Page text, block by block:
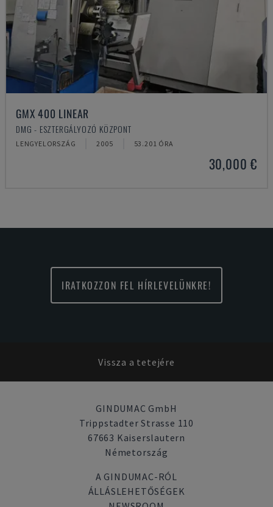
GMX 400 LINEAR
DMG - ESZTERGÁLYOZÓ KÖZPONT
LENGYELORSZÁG 2005 53.201 ÓRA
30,000 €
IRATKOZZON FEL HÍRLEVELÜNKRE!
Vissza a tetejére
GINDUMAC GmbH
Trippstadter Strasse 110
67663 Kaiserslautern
Németország
A GINDUMAC-RÓL
ÁLLÁSLEHETŐSÉGEK